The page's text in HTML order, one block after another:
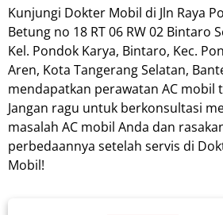
Kunjungi Dokter Mobil di Jln Raya
Betung no 18 RT 06 RW 02 Bintaro
Kel. Pondok Karya, Bintaro, Kec.
Aren, Kota Tangerang Selatan,
mendapatkan perawatan AC mobil
Jangan ragu untuk berkonsultasi
masalah AC mobil Anda dan
perbedaannya setelah servis di
Mobil!